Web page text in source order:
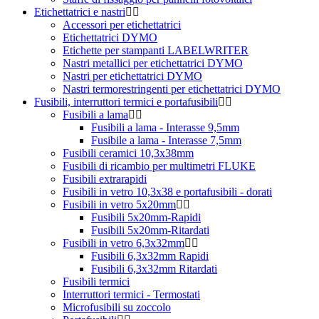
Etichettatrici e nastri
Accessori per etichettatrici
Etichettatrici DYMO
Etichette per stampanti LABELWRITER
Nastri metallici per etichettatrici DYMO
Nastri per etichettatrici DYMO
Nastri termorestringenti per etichettatrici DYMO
Fusibili, interruttori termici e portafusibili
Fusibili a lama
Fusibili a lama - Interasse 9,5mm
Fusibile a lama - Interasse 7,5mm
Fusibili ceramici 10,3x38mm
Fusibili di ricambio per multimetri FLUKE
Fusibili extrarapidi
Fusibili in vetro 10,3x38 e portafusibili - dorati
Fusibili in vetro 5x20mm
Fusibili 5x20mm-Rapidi
Fusibili 5x20mm-Ritardati
Fusibili in vetro 6,3x32mm
Fusibili 6,3x32mm Rapidi
Fusibili 6,3x32mm Ritardati
Fusibili termici
Interruttori termici - Termostati
Microfusibili su zoccolo